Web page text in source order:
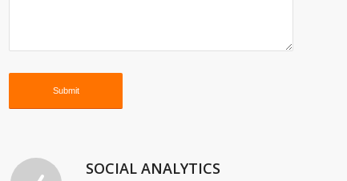
SOCIAL ANALYTICS